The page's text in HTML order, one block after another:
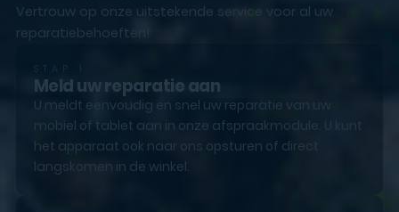
Vertrouw op onze uitstekende service voor al uw
reparatiebehoeften!
STAP 1
Meld uw reparatie aan
U meldt eenvoudig en snel uw reparatie van uw
mobiel of tablet aan in onze afspraakmodule. U kunt
het apparaat ook naar ons opsturen of direct
langskomen in de winkel.